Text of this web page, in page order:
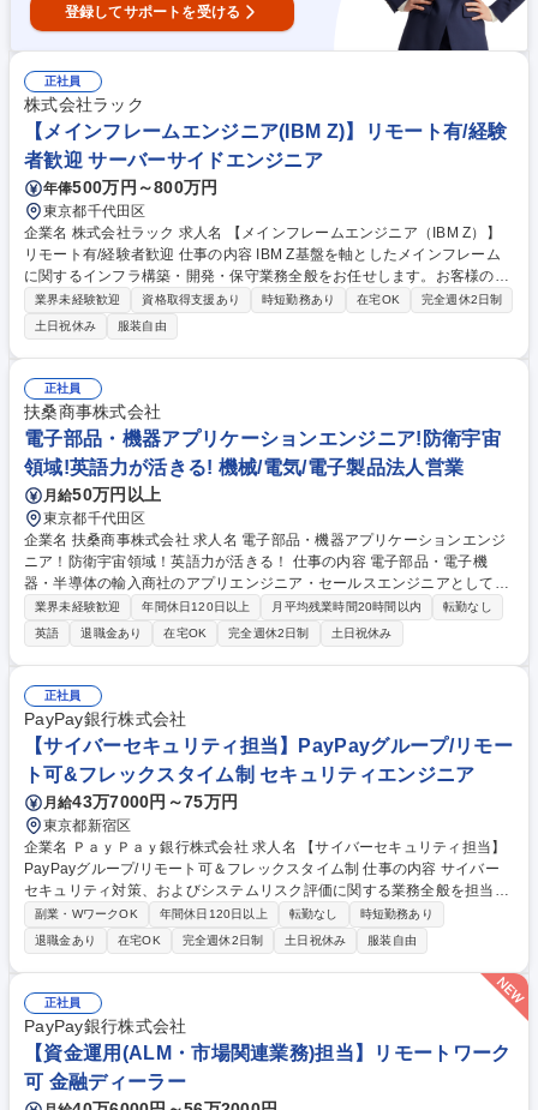
登録してサポートを受ける
正社員
株式会社ラック
【メインフレームエンジニア(IBM Z)】リモート有/経験
者歓迎 サーバーサイドエンジニア
年俸500万円～800万円
東京都千代田区
企業名 株式会社ラック 求人名 【メインフレームエンジニア（IBM Z）】
リモート有/経験者歓迎 仕事の内容 IBM Z基盤を軸としたメインフレーム
に関するインフラ構築・開発・保守業務全般をお任せします。お客様のビ
ジネス要件や課題に対し、最適なソリューションを提案・実現することが
期待されます。 ・ハードウェア導入、OS・ミドルウェアの設計、バージ
ョンアップ・チューニング ・システム環境移行（センター移転、システム
環境移行・切替） ・自動化等制御開発の設計・保守 ・制御プログラム開
発（PL/I等） ・提案・検討・要件定義といった超上流工程から、設計・構
築・テスト・移行・保守まで、プロジェクトを一気通貫でリードいただき
ます。 募集職種 【メインフレームエンジニア（IBM Z）】リモート有/経
験者歓迎
業界未経験歓迎 資格取得支援あり 時短勤務あり 在宅OK
完全週休2日制
土日祝休み
服装自由
正社員
扶桑商事株式会社
電子部品・機器アプリケーションエンジニア!防衛宇宙
領域!英語力が活きる! 機械/電気/電子製品法人営業
月給50万円以上
東京都千代田区
企業名 扶桑商事株式会社 求人名 電子部品・機器アプリケーションエンジ
ニア！防衛宇宙領域！英語力が活きる！ 仕事の内容 電子部品・電子機
器・半導体の輸入商社のアプリエンジニア・セールスエンジニアとして、
世界的に伸長著しくまた日本の重点産業である防衛領域・宇宙領域などの
日本メーカー向けに提案型・PJ型営業をご支援頂きます 伸長中の防衛・
宇宙領域のモノづくりは、世界の動きや政策と密接にリンクして約5年を
かけて開発から配備へ進められます。「何を課題とした、どの領域の、ど
の装備が、伸びるか」「何を目的とした、どの装備の、どの部分に、どの
機器/部品が求められるか」などユーザーの課題・悩みを理解し主体的に発
想しサプライヤーをリードしてビジネスを具体化、そこでアプリエンジニ
ア・セールスエンジニアとして営業職をご支援頂きます。 募集職種 電子
部品・機器アプリケーションエンジニア！防衛宇宙領域！英語力が活き
る！
業界未経験歓迎 年間休日120日以上 月平均残業時間20時間以内
転勤なし
英語
退職金あり 在宅OK 完全週休2日制 土日祝休み
正社員
PayPay銀行株式会社
【サイバーセキュリティ担当】PayPayグループ/リモー
ト可&フレックスタイム制 セキュリティエンジニア
月給43万7000円～75万円
東京都新宿区
企業名 ＰａｙＰａｙ銀行株式会社 求人名 【サイバーセキュリティ担当】
PayPayグループ/リモート可＆フレックスタイム制 仕事の内容 サイバー
セキュリティ対策、およびシステムリスク評価に関する業務全般を担当し
ていただきます。開発部署・ユーザー部署とともに、リスク低減策の推進
を行っていきます。 ■サイバーセキュリティ対策強化の企画立案、プロジ
ェクト推進 ■セキュリティ対策ツール（Splunk、SWG等）を用いたログ
分析や改善 ■インシデント対応演習/訓練の企画立案、実施（標的型攻撃メ
ール対応、インシデント対応訓練等） ■システムリスク評価（クラウドサ
ービス利用前、要件定義時、年次の定期評価等） ■アタックテストの計画
推進 ■CSIRT事務局メンバーとして、ログ調査やインシデントハンドリン
グ等の対応 募集職種 【サイバーセキュリティ担当】PayPayグループ/リ
モート可＆フレックスタイム制
副業・WワークOK 年間休日120日以上 転勤なし
時短勤務あり
退職金あり
在宅OK 完全週休2日制 土日祝休み 服装自由
正社員
PayPay銀行株式会社
【資金運用(ALM・市場関連業務)担当】リモートワーク
可 金融ディーラー